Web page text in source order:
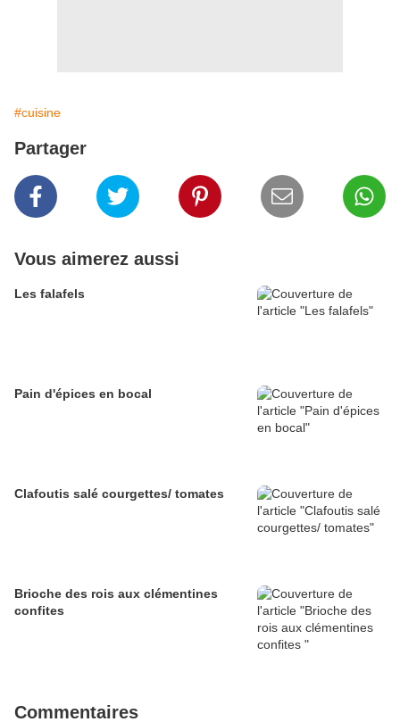
#cuisine
Partager
Vous aimerez aussi
Les falafels
Pain d'épices en bocal
Clafoutis salé courgettes/ tomates
Brioche des rois aux clémentines
confites
Commentaires